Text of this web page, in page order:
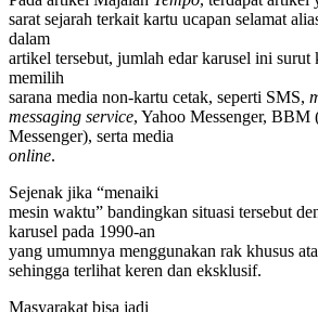
sarat sejarah terkait kartu ucapan selamat
dalam
artikel tersebut, jumlah edar karusel ini surut
memilih
sarana media non-kartu cetak, seperti SMS,
messaging service, Yahoo Messenger,
Messenger), serta media
online.
Sejenak jika “menaiki
mesin waktu” bandingkan situasi tersebut
karusel pada 1990-an
yang umumnya menggunakan rak khusus
sehingga terlihat keren dan eksklusif.
Masyarakat bisa jadi